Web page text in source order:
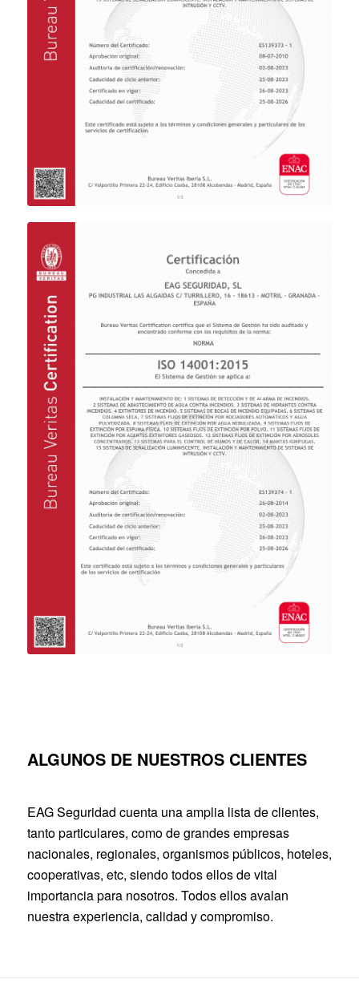
ALGUNOS DE NUESTROS CLIENTES
EAG Seguridad cuenta una amplia lista de clientes,
tanto particulares, como de grandes empresas
nacionales, regionales, organismos públicos, hoteles,
cooperativas, etc, siendo todos ellos de vital
importancia para nosotros. Todos ellos avalan
nuestra experiencia, calidad y compromiso.